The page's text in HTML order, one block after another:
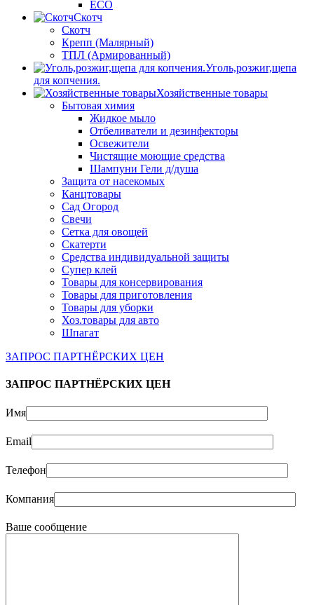
ECO
Скотч
Скотч
Крепп (Малярный)
ТПЛ (Армированный)
Уголь,розжиг,щепа
для копчения.
Хозяйственные товары
Бытовая химия
Жидкое мыло
Отбеливатели и дезинфекторы
Освежители
Чистящие моющие средства
Шампуни Гели д/душа
Защита от насекомых
Канцтовары
Сад Огород
Свечи
Сетка для овощей
Скатерти
Средства индивидуальной защиты
Супер клей
Товары для консервирования
Товары для приготовления
Товары для уборки
Хоз.товары для авто
Шпагат
ЗАПРОС ПАРТНЁРСКИХ ЦЕН
ЗАПРОС ПАРТНЁРСКИХ ЦЕН
Имя
Email
Телефон
Компания
Ваше сообщение